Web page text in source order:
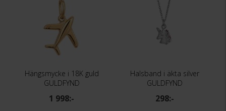
Hängsmycke i 18K guld
GULDFYND
1 998:-
Halsband i äkta silver
GULDFYND
298:-